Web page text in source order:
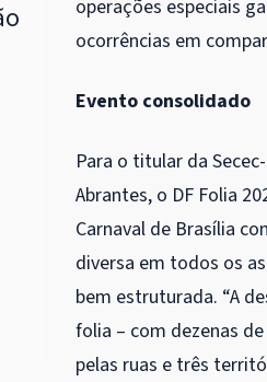
operações especiais
ocorrências em
Evento consolidado
Para o titular da
Abrantes, o DF Folia
Carnaval de Brasília
diversa em todos os
bem estruturada. “A
folia – com dezenas
pelas ruas e três